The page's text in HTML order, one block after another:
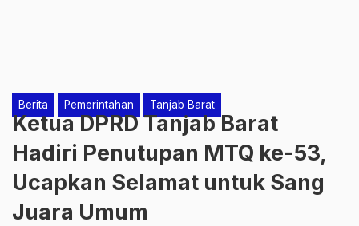
Berita Pemerintahan Tanjab Barat
Ketua DPRD Tanjab Barat
Hadiri Penutupan MTQ ke-53,
Ucapkan Selamat untuk Sang
Juara Umum